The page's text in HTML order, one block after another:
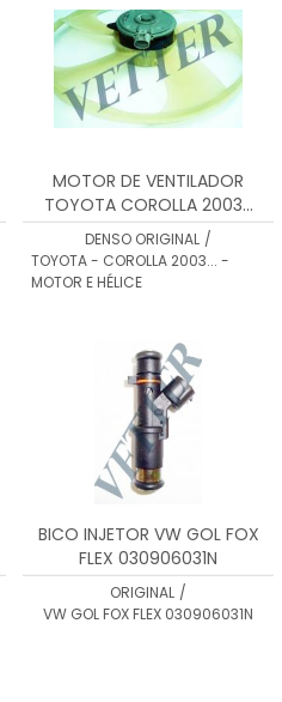
MOTOR DE VENTILADOR
TOYOTA COROLLA 2003...
1680007280
DENSO ORIGINAL /
TOYOTA - COROLLA 2003... -
MOTOR E HÉLICE
BICO INJETOR VW GOL FOX
FLEX 030906031N
ORIGINAL /
VW GOL FOX FLEX 030906031N